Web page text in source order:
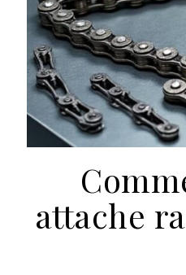
attache